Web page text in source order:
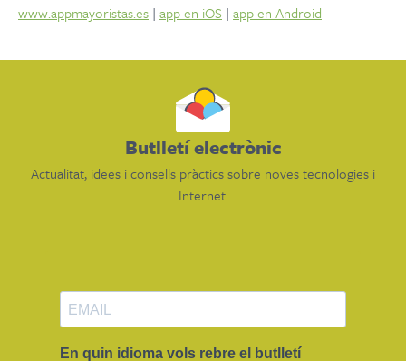
www.appmayoristas.es | app en iOS | app en Android
Butlletí electrònic
Actualitat, idees i consells pràctics sobre noves tecnologies i
Internet.